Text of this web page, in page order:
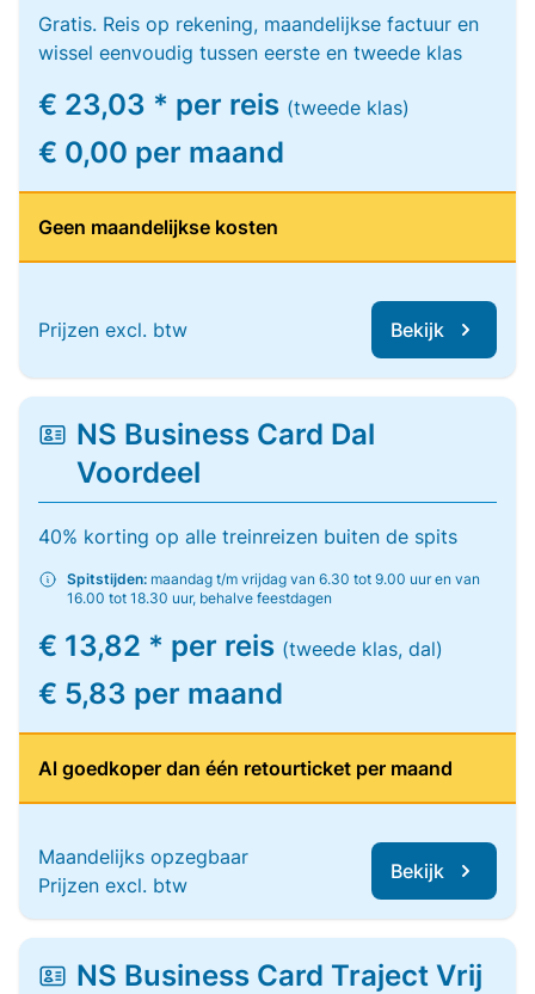
Gratis. Reis op rekening, maandelijkse factuur en
wissel eenvoudig tussen eerste en tweede klas
€ 23,03 * per reis (tweede klas)
€ 0,00 per maand
Geen maandelijkse kosten
Prijzen excl. btw Bekijk
NS Business Card Dal
Voordeel
40% korting op alle treinreizen buiten de spits
Spitstijden: maandag t/m vrijdag van 6.30 tot 9.00 uur en van
16.00 tot 18.30 uur, behalve feestdagen
€ 13,82 * per reis (tweede klas, dal)
€ 5,83 per maand
Al goedkoper dan één retourticket per maand
Maandelijks opzegbaar
Prijzen excl. btw
Bekijk
NS Business Card Traject Vrij